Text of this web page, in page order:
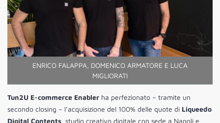
ENRICO FALAPPA, DOMENICO ARMATORE E LUCA
MIGLIORATI
Tun2U E-commerce Enabler ha perfezionato – tramite un
secondo closing – l’acquisizione del 100% delle quote di Liqueedo
Digital Contents, studio creativo digitale con sede a Napoli e